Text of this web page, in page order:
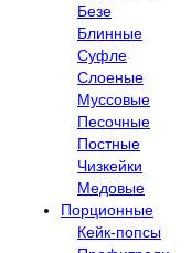
Безе
Блинные
Суфле
Слоеные
Муссовые
Песочные
Постные
Чизкейки
Медовые
Порционные
Кейк-попсы